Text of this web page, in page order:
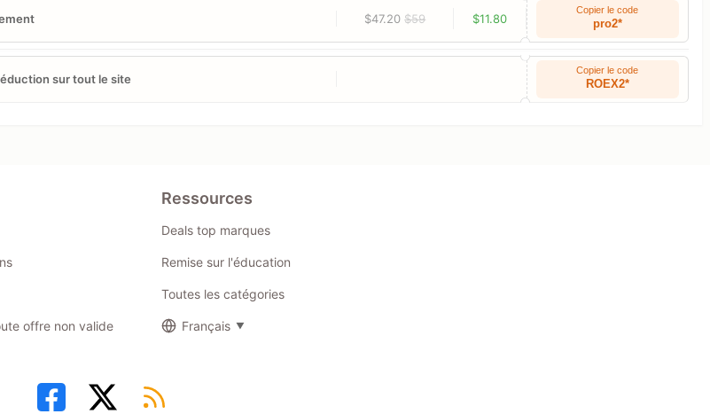
$47.20$59 $11.80
Copier le code
pro2*
sur tout le site
Copier le code
ROEX2*
offre non valide
Ressources
Deals top marques
Remise sur l'éducation
Toutes les catégories
Français